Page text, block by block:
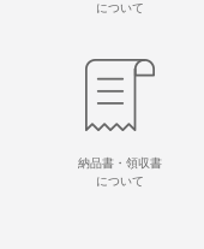
について
納品書・領収書
について